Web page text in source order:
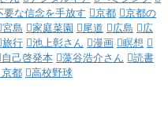
要な信念を手放す 京都
京都の
宮島 家庭菜園 尾道 広島
広
旅行 池上彰さん 漫画
瞑想
自己啓発本 藻谷浩介さん
読書
都 高校野球